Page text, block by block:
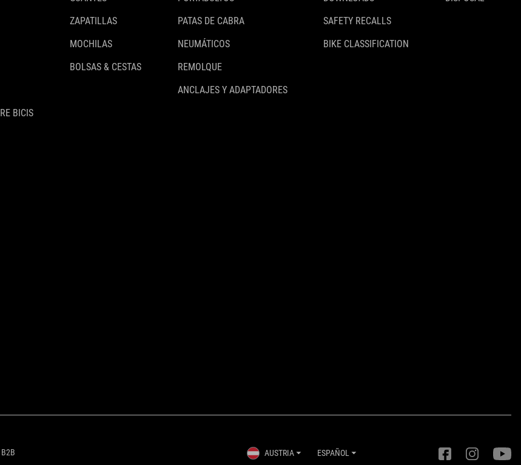
BICIS
ZAPATILLAS
MOCHILAS
BOLSAS & CESTAS
PATAS DE CABRA
NEUMÁTICOS
REMOLQUE
ANCLAJES Y ADAPTADORES
SAFETY RECALLS
BIKE CLASSIFICATION
B2B AUSTRIA ESPAÑOL